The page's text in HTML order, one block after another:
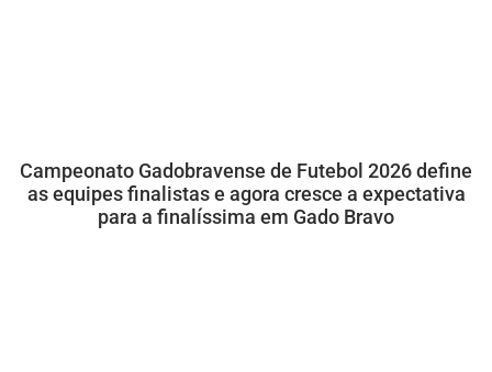
Campeonato Gadobravense de Futebol 2026 define
as equipes finalistas e agora cresce a expectativa
para a finalíssima em Gado Bravo